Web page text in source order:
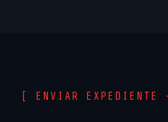
[ ENVIAR EXPEDIENTE